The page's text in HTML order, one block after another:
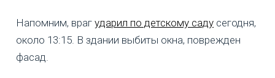
Напомним, враг ударил по детскому саду сегодня,
около 13:15. В здании выбиты окна, поврежден
фасад.